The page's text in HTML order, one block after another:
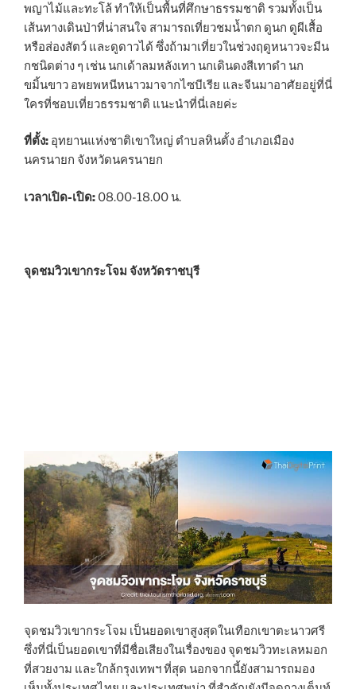
พญาไม้และทะโล้ ทำให้เป็นพื้นที่ศึกษาธรรมชาติ รวมทั้งเป็น
เส้นทางเดินป่าที่น่าสนใจ สามารถเที่ยวชมน้ำตก ดูนก ดูผีเสื้อ
หรือส่องสัตว์ และดูดาวได้ ซึ่งถ้ามาเที่ยวในช่วงฤดูหนาวจะมีน
กชนิดต่าง ๆ เช่น นกเด้าลมหลังเทา นกเดินดงสีเทาดำ นก
ขมิ้นขาว อพยพหนีหนาวมาจากไซบีเรีย และจีนมาอาศัยอยู่ที่นี่
ใครที่ชอบเที่ยวธรรมชาติ แนะนำที่นี่เลยค่ะ
ที่ตั้ง: อุทยานแห่งชาติเขาใหญ่ ตำบลหินตั้ง อำเภอเมือง
นครนายก จังหวัดนครนายก
เวลาเปิด-เปิด: 08.00-18.00 น.
จุดชมวิวเขากระโจม จังหวัดราชบุรี
จุดชมวิวเขากระโจม เป็นยอดเขาสูงสุดในเทือกเขาตะนาวศรี
ซึ่งที่นี่เป็นยอดเขาที่มีชื่อเสียงในเรื่องของ จุดชมวิวทะเลหมอก
ที่สวยงาม และใกล้กรุงเทพฯ ที่สุด นอกจากนี้ยังสามารถมอง